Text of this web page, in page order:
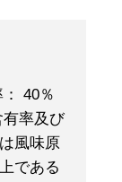
40％
率及び
風味原
である